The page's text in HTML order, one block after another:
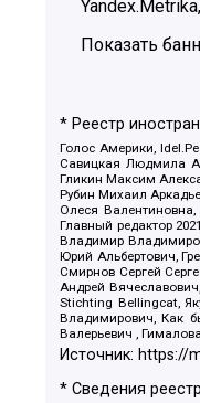
Показать
* Реестр
Голос Америки,
Савицкая Людмила
Гликин Максим
Рубин Михаил
Олеся
Главный редактор
Владимир
Юрий Альбертович,
Смирнов Сергей
Андрей
Stichting Bellingcat,
Владимирович, Как
Валерьевич ,
Источник: https://
* Сведения